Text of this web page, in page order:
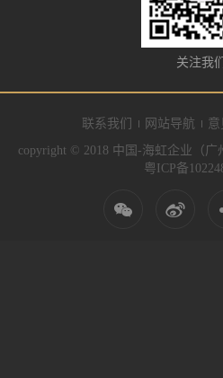
关注我们
联系我们 网站导航 意
copyright © 2018 中国-海虹企业（广
粤ICP备